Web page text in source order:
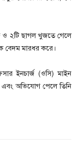
ও ২টি ছাগল খুজতে গেলে
বেদম মারধর করে।
ইনচার্জ (ওসি) মাইন
এবং অভিযোগ পেলে তিনি